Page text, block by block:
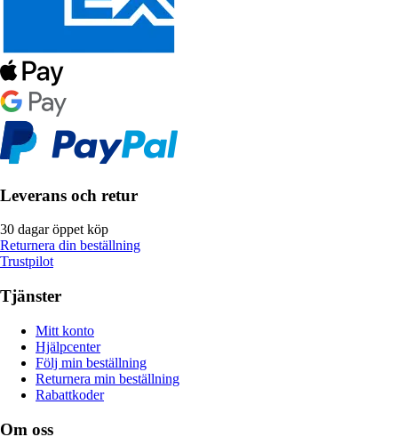
Leverans och retur
30 dagar öppet köp
Returnera din beställning
Trustpilot
Tjänster
Mitt konto
Hjälpcenter
Följ min beställning
Returnera min beställning
Rabattkoder
Om oss